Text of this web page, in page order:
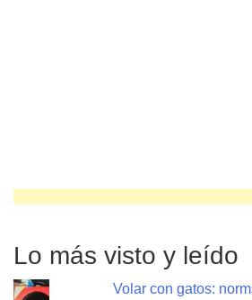
Lo más visto y leído
Volar con gatos: